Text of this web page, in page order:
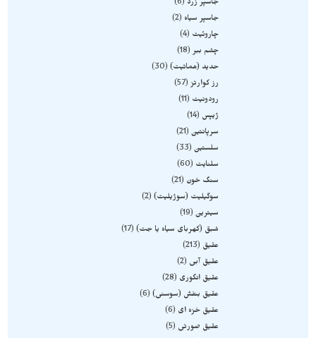
جاسپر زرد
6
جاسپر سیاه
2
چاروئیت
4
چشم ببر 18
حدید (هماتیت) 30
رز کوارتز 57
رودونیت
11
ژیپس
14
سرپانتین 21
سلستین 33
سلنایت
60
سنگ خون
21
سوگیلیت (سوژیلیت) 2
سیترین 19
شبق (کهربای سیاه یا جت) 17
عقیق
213
عقیق آبی
2
عقیق انگوری
28
عقیق بنفش (سوسنی) 6
عقیق خزه ای
6
عقیق صورتی
5